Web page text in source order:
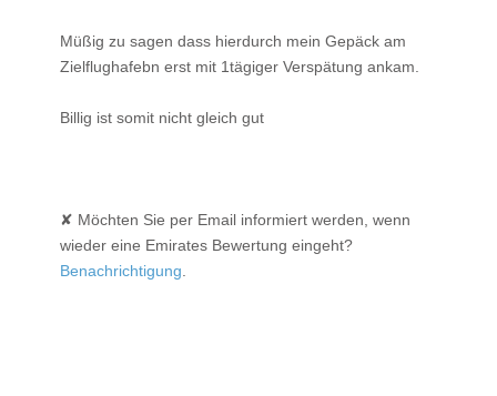
Müßig zu sagen dass hierdurch mein Gepäck am
Zielflughafebn erst mit 1tägiger Verspätung ankam.
Billig ist somit nicht gleich gut
✘ Möchten Sie per Email informiert werden, wenn
wieder eine Emirates Bewertung eingeht?
Benachrichtigung